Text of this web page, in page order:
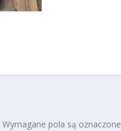
Wymagane pola są oznaczone